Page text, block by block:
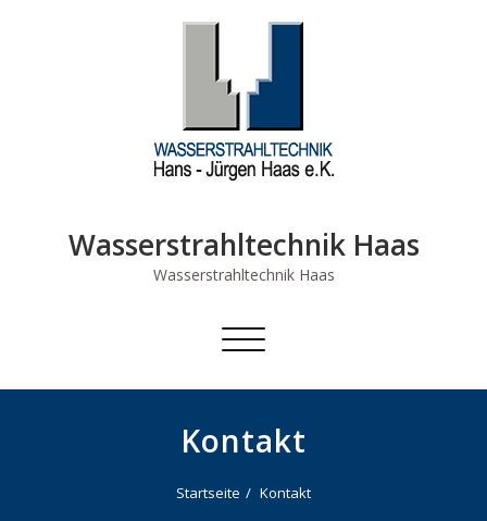
Wasserstrahltechnik Haas
Wasserstrahltechnik Haas
Schalte Navigation
Kontakt
Startseite Kontakt